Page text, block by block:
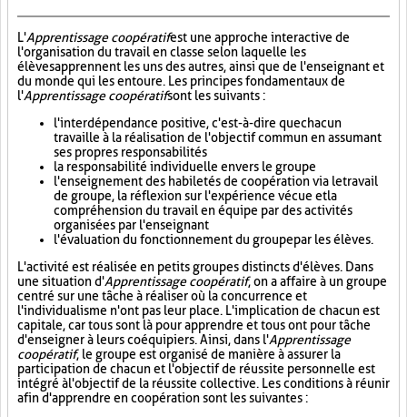
L'Apprentissage coopératifest une approche interactive de
l'organisation du travail en classe selon laquelle les
élèves apprennent les uns des autres, ainsi que de l'enseignant et
du monde qui les entoure. Les principes fondamentaux de
l'Apprentissage coopératifsont les suivants :
l'interdépendance positive, c'est-à-dire que chacun
travaille à la réalisation de l'objectif commun en assumant
ses propres responsabilités
la responsabilité individuelle envers le groupe
l'enseignement des habiletés de coopération via le travail
de groupe, la réflexion sur l'expérience vécue et la
compréhension du travail en équipe par des activités
organisées par l'enseignant
l'évaluation du fonctionnement du groupe par les élèves.
L'activité est réalisée en petits groupes distincts d'élèves. Dans
une situation d'Apprentissage coopératif, on a affaire à un groupe
centré sur une tâche à réaliser où la concurrence et
l'individualisme n'ont pas leur place. L'implication de chacun est
capitale, car tous sont là pour apprendre et tous ont pour tâche
d'enseigner à leurs coéquipiers. Ainsi, dans l'Apprentissage
coopératif, le groupe est organisé de manière à assurer la
participation de chacun et l'objectif de réussite personnelle est
intégré à l'objectif de la réussite collective. Les conditions à réunir
afin d'apprendre en coopération sont les suivantes :